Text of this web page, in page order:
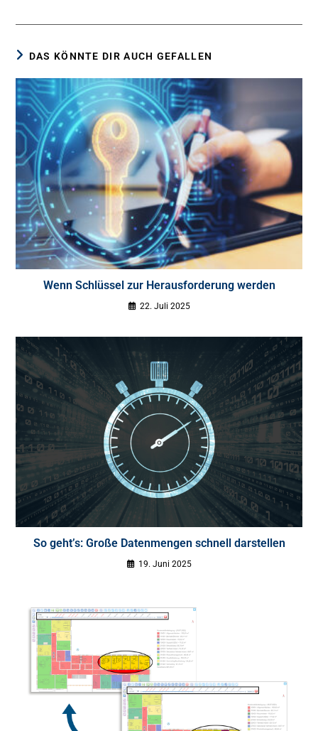
DAS KÖNNTE DIR AUCH GEFALLEN
Wenn Schlüssel zur Herausforderung werden
22. Juli 2025
So geht’s: Große Datenmengen schnell darstellen
19. Juni 2025